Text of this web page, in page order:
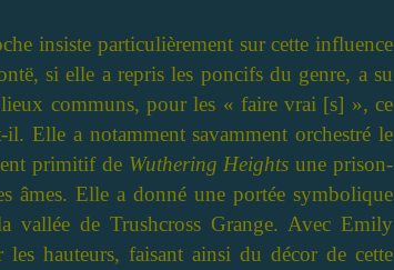
insiste particulièrement sur cette influence
si elle a repris les poncifs du genre, a su
communs, pour les « faire vrai [s] », ce
Elle a notamment savamment orchestré le
primitif de Wuthering Heights une prison-
âmes. Elle a donné une portée symbolique
de Trushcross Grange. Avec Emily
hauteurs, faisant ainsi du décor de cette